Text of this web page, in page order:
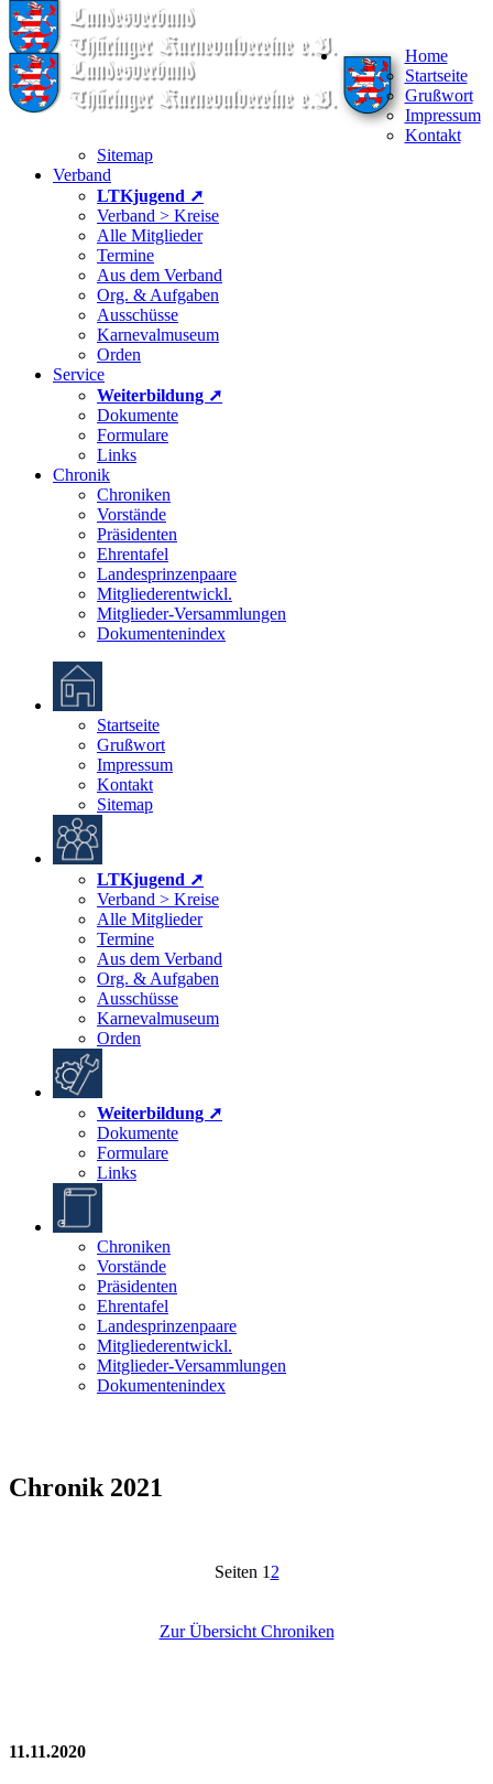
Home
Startseite
Grußwort
Impressum
Kontakt
Sitemap
Verband
LTKjugend ➚
Verband > Kreise
Alle Mitglieder
Termine
Aus dem Verband
Org. & Aufgaben
Ausschüsse
Karnevalmuseum
Orden
Service
Weiterbildung ➚
Dokumente
Formulare
Links
Chronik
Chroniken
Vorstände
Präsidenten
Ehrentafel
Landesprinzenpaare
Mitgliederentwickl.
Mitglieder-Versammlungen
Dokumentenindex
Startseite
Grußwort
Impressum
Kontakt
Sitemap
LTKjugend ➚
Verband > Kreise
Alle Mitglieder
Termine
Aus dem Verband
Org. & Aufgaben
Ausschüsse
Karnevalmuseum
Orden
Weiterbildung ➚
Dokumente
Formulare
Links
Chroniken
Vorstände
Präsidenten
Ehrentafel
Landesprinzenpaare
Mitgliederentwickl.
Mitglieder-Versammlungen
Dokumentenindex
Chronik 2021
Seiten 1 2
Zur Übersicht Chroniken
11.11.2020